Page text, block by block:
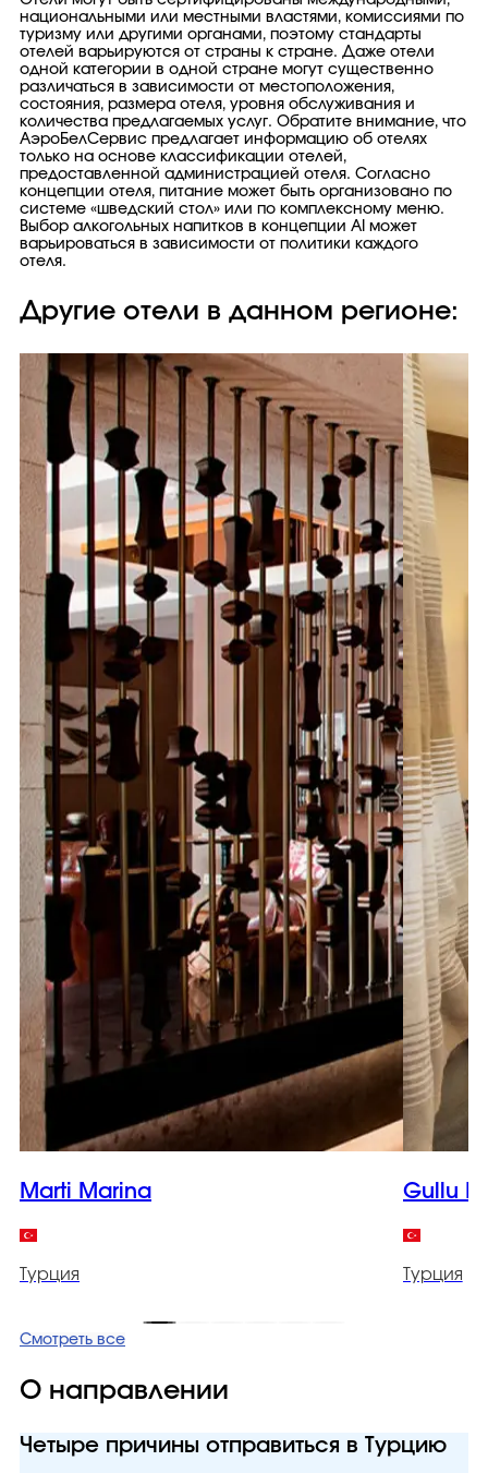
национальными или местными властями, комиссиями по
туризму или другими органами, поэтому стандарты
отелей варьируются от страны к стране. Даже отели
одной категории в одной стране могут существенно
различаться в зависимости от местоположения,
состояния, размера отеля, уровня обслуживания и
количества предлагаемых услуг. Обратите внимание, что
АэроБелСервис предлагает информацию об отелях
только на основе классификации отелей,
предоставленной администрацией отеля. Согласно
концепции отеля, питание может быть организовано по
системе «шведский стол» или по комплексному меню.
Выбор алкогольных напитков в концепции AI может
варьироваться в зависимости от политики каждого
отеля.
Другие отели в данном регионе:
Marti Marina
Турция
Gullu
Турция
Смотреть все
О направлении
Четыре причины отправиться в Турцию